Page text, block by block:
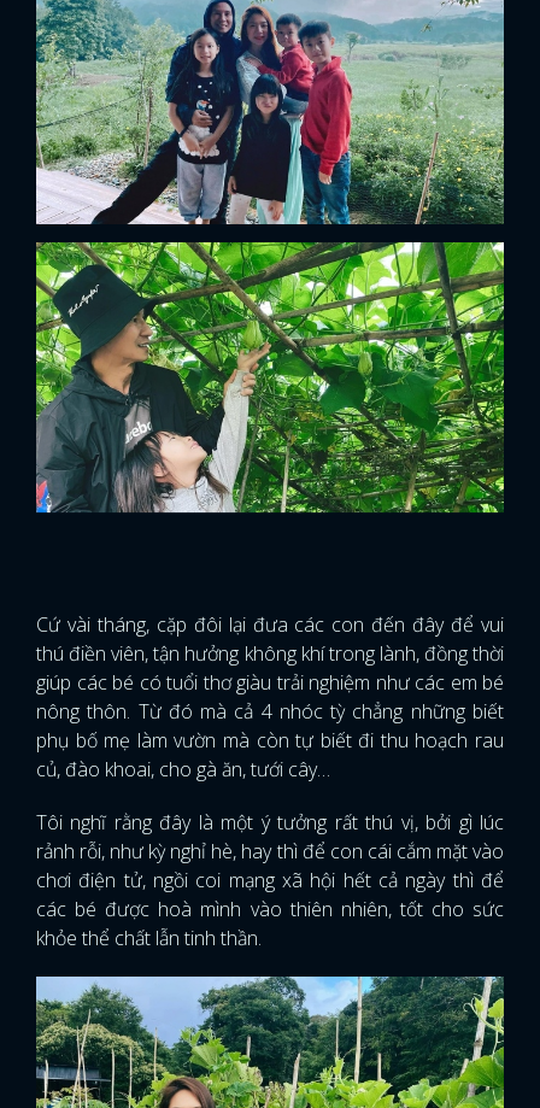
Cứ vài tháng, cặp đôi lại đưa các con đến đây để vui
thú điền viên, tận hưởng không khí trong lành, đồng thời
giúp các bé có tuổi thơ giàu trải nghiệm như các em bé
nông thôn. Từ đó mà cả 4 nhóc tỳ chẳng những biết
phụ bố mẹ làm vườn mà còn tự biết đi thu hoạch rau
củ, đào khoai, cho gà ăn, tưới cây…
Tôi nghĩ rằng đây là một ý tưởng rất thú vị, bởi gì lúc
rảnh rỗi, như kỳ nghỉ hè, hay thì để con cái cắm mặt vào
chơi điện tử, ngồi coi mạng xã hội hết cả ngày thì để
các bé được hoà mình vào thiên nhiên, tốt cho sức
khỏe thể chất lẫn tinh thần.